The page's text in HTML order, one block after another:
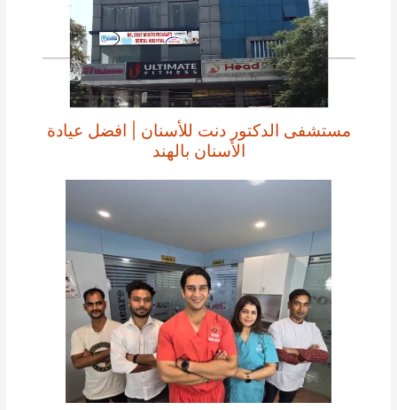
مستشفى الدكتور دنت للأسنان | افضل عيادة
الأسنان بالهند